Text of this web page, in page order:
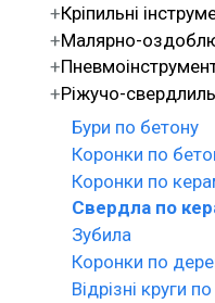
Кріпильні
Малярно-
Ріжучо-
Бури по бетону
Коронки по
Коронки по
Свердла по
Зубила
Коронки по
Відрізні круги